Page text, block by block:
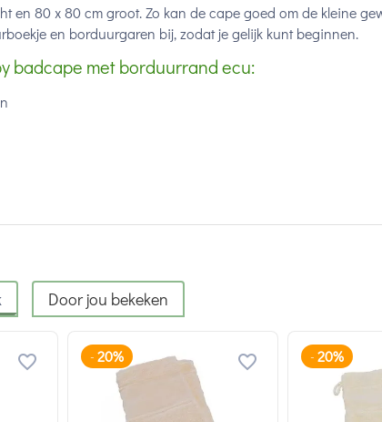
en 80 x 80 cm groot. Zo kan de cape goed om de kleine
en borduurgaren bij, zodat je gelijk kunt beginnen.
badcape met borduurrand ecu:
Door jou bekeken
- 20% - 20%